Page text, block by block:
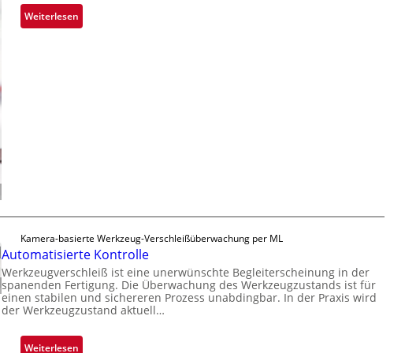
n
a
h
u
s
Weiterlesen:
Z
e
u
c
k
m
r
Kamera-basierte Werkzeug-Verschleißüberwachung per ML
Automatisierte Kontrolle
Werkzeugverschleiß ist eine unerwünschte Begleiterscheinung in der
spanenden Fertigung. Die Überwachung des Werkzeugzustands ist für
einen stabilen und sichereren Prozess unabdingbar. In der Praxis wird
der Werkzeugzustand aktuell…
Weiterlesen: